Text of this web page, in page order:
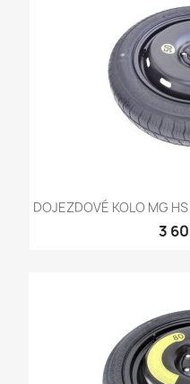
DOJEZDOVÉ KOLO MG
3